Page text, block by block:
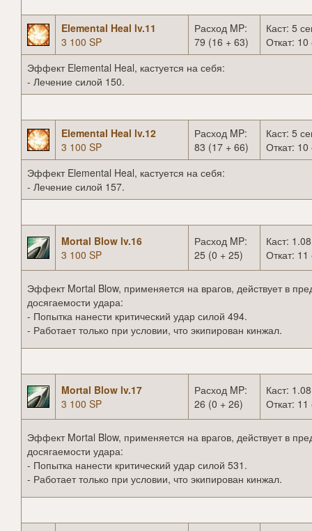
Elemental Heal lv.11
3 100 SP
Расход MP:
79 (16 + 63)
Каст: 5
Откат: 10
Эффект Elemental Heal, кастуется на себя:
- Лечение силой 150.
Elemental Heal lv.12
3 100 SP
Расход MP:
83 (17 + 66)
Каст: 5
Откат: 10
Эффект Elemental Heal, кастуется на себя:
- Лечение силой 157.
Mortal Blow lv.16
3 100 SP
Расход MP:
25 (0 + 25)
Каст:
Откат: 11
Эффект Mortal Blow, применяется на врагов, действует в
досягаемости удара:
- Попытка нанести критический удар силой 494.
- Работает только при условии, что экипирован кинжал.
Mortal Blow lv.17
3 100 SP
Расход MP:
26 (0 + 26)
Каст:
Откат: 11
Эффект Mortal Blow, применяется на врагов, действует в
досягаемости удара:
- Попытка нанести критический удар силой 531.
- Работает только при условии, что экипирован кинжал.